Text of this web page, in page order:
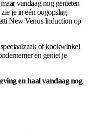
vandaag nog genieten
je in één oogopslag
New Venus Induction op
of kookwinkel
en geniet je
en haal vandaag nog